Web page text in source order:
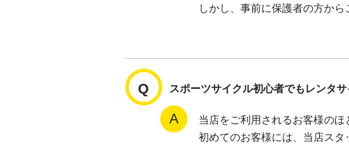
しかし、事前に保護者の方か
スポーツサイクル初心者でもレンタ
当店をご利用されるお客様のほ
初めてのお客様には、当店スタ